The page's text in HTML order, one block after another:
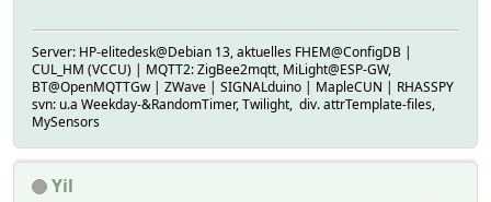
Server: HP-elitedesk@Debian 13, aktuelles FHEM@ConfigDB |
CUL_HM (VCCU) | MQTT2: ZigBee2mqtt, MiLight@ESP-GW,
BT@OpenMQTTGw | ZWave | SIGNALduino | MapleCUN | RHASSPY
svn: u.a Weekday-&RandomTimer, Twilight, div. attrTemplate-files,
MySensors
Yil